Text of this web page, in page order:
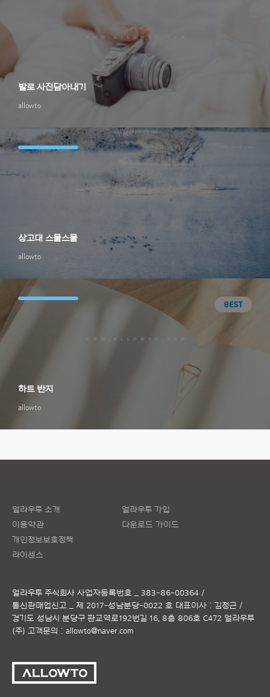
allowto
발로 사진담아내기
allowto
상고대 스물스물
allowto
하트 반지
얼라우투 소개
이용약관
개인정보보호정책
라이센스
얼라우투 가입
다운로드 가이드
얼라우투 주식회사 사업자등록번호 _ 383-86-00364 /
통신판매업신고 _ 제 2017-성남분당-0022 호 대표이사 : 김정근 /
경기도 성남시 분당구 판교역로192번길 16, 8층 806호 C472 얼라우투
(주) 고객문의 : allowto@naver.com